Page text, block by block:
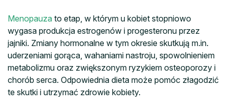
Menopauza to etap, w którym u kobiet stopniowo
wygasa produkcja estrogenów i progesteronu przez
jajniki. Zmiany hormonalne w tym okresie skutkują m.in.
uderzeniami gorąca, wahaniami nastroju, spowolnieniem
metabolizmu oraz zwiększonym ryzykiem osteoporozy i
chorób serca. Odpowiednia dieta może pomóc złagodzić
te skutki i utrzymać zdrowie kobiety.